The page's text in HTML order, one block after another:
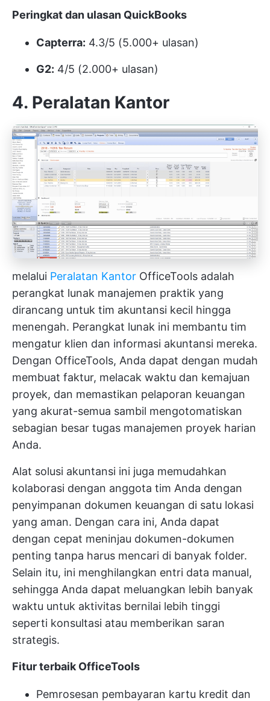
Peringkat dan ulasan QuickBooks
Capterra: 4.3/5 (5.000+ ulasan)
G2: 4/5 (2.000+ ulasan)
4. Peralatan Kantor
melalui Peralatan Kantor OfficeTools adalah
perangkat lunak manajemen praktik yang
dirancang untuk tim akuntansi kecil hingga
menengah. Perangkat lunak ini membantu tim
mengatur klien dan informasi akuntansi mereka.
Dengan OfficeTools, Anda dapat dengan mudah
membuat faktur, melacak waktu dan kemajuan
proyek, dan memastikan pelaporan keuangan
yang akurat-semua sambil mengotomatiskan
sebagian besar tugas manajemen proyek harian
Anda.
Alat solusi akuntansi ini juga memudahkan
kolaborasi dengan anggota tim Anda dengan
penyimpanan dokumen keuangan di satu lokasi
yang aman. Dengan cara ini, Anda dapat
dengan cepat meninjau dokumen-dokumen
penting tanpa harus mencari di banyak folder.
Selain itu, ini menghilangkan entri data manual,
sehingga Anda dapat meluangkan lebih banyak
waktu untuk aktivitas bernilai lebih tinggi
seperti konsultasi atau memberikan saran
strategis.
Fitur terbaik OfficeTools
Pemrosesan pembayaran kartu kredit dan